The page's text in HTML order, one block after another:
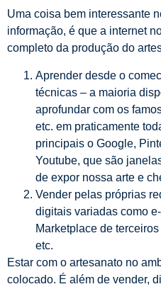
Uma coisa bem interessante
informação, é que a internet
completo da produção do
Aprender desde o
técnicas – a maioria
aprofundar com os
etc. em praticamente
principais o Google,
Youtube, que são
de expor nossa arte e
Vender pelas próprias
digitais variadas como
Marketplace de
etc.
Estar com o artesanato no
colocado. É além de vender,